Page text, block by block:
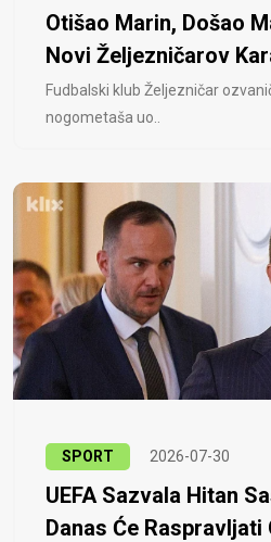
Otišao Marin, Došao
Novi Željezničarov
Fudbalski klub Željezničar
nogometaša uo..
SPORT 2026-07-30
UEFA Sazvala Hitan
Danas Će